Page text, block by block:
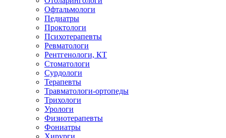
Офтальмологи
Педиатры
Проктологи
Психотерапевты
Ревматологи
Рентгенологи, КТ
Стоматологи
Сурдологи
Терапевты
Травматологи-ортопеды
Трихологи
Урологи
Физиотерапевты
Фониатры
Хирурги